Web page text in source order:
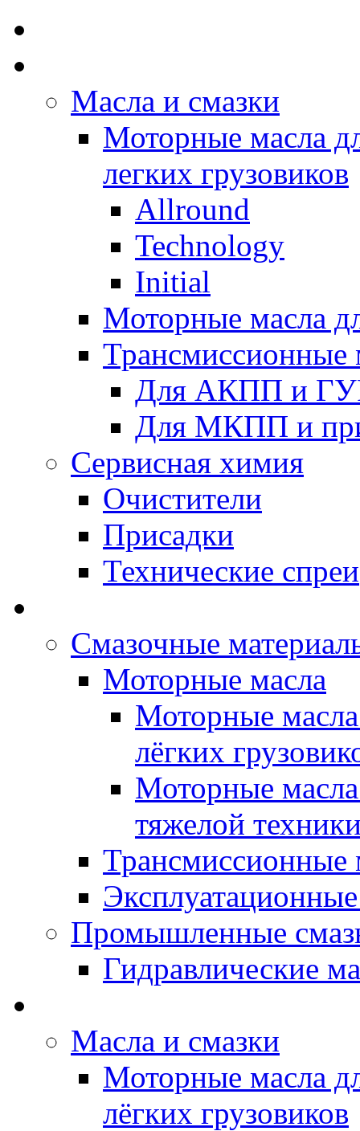
Масла и смазки
Моторные масла
легких грузовиков
Allround
Technology
Initial
Моторные масла
Трансмиссионные
Для АКПП и
Для МКПП и
Сервисная химия
Очистители
Присадки
Технические спреи
Смазочные
Моторные масла
Моторные
лёгких
Моторные
тяжелой
Трансмиссионные
Промышленные
Гидравлические
Масла и смазки
Моторные масла
лёгких грузовиков